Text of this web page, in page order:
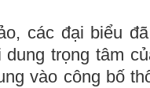
các đại biểu
dung trọng tâm
vào công bố